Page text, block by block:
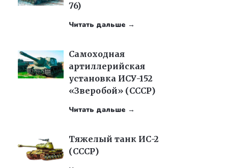
76)
Читать дальше →
Самоходная
артиллерийская
установка ИСУ-152
«Зверобой» (СССР)
Читать дальше →
Тяжелый танк ИС-2
(СССР)